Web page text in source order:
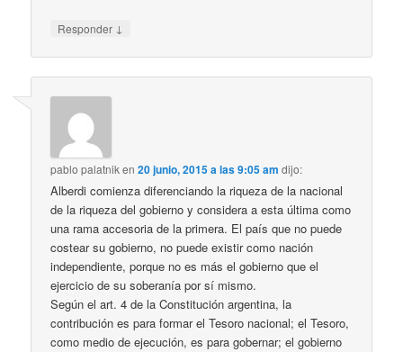
Responder ↓
pablo palatniken20 junio, 2015 a las 9:05 am dijo:
Alberdi comienza diferenciando la riqueza de la nacional
de la riqueza del gobierno y considera a esta última como
una rama accesoria de la primera. El país que no puede
costear su gobierno, no puede existir como nación
independiente, porque no es más el gobierno que el
ejercicio de su soberanía por sí mismo.
Según el art. 4 de la Constitución argentina, la
contribución es para formar el Tesoro nacional; el Tesoro,
como medio de ejecución, es para gobernar; el gobierno